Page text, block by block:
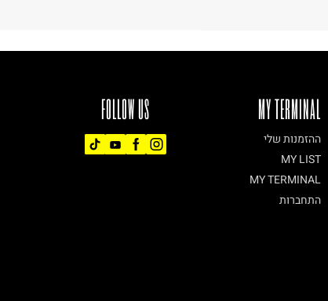
FOLLOW US MY TERMINAL
ההזמנות שלי
MY LIST
MY TERMINAL
התחברות